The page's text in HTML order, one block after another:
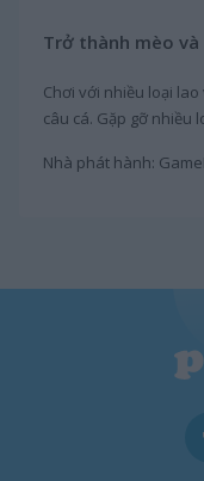
Trở thành mèo
Chơi với nhiều loại
câu cá. Gặp gỡ nhiều
Nhà phát hành: